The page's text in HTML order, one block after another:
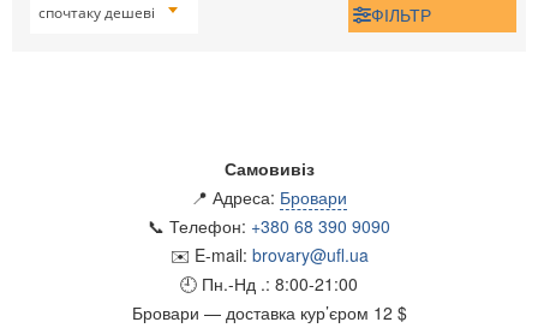
спочтаку дешеві ФІЛЬТР
Самовивіз
📍 Адреса: Бровари
📞 Телефон: +380 68 390 9090
✉️ E-mail: brovary@ufl.ua
🕘 Пн.-Нд .: 8:00-21:00
Бровари — доставка кур’єром 12 $